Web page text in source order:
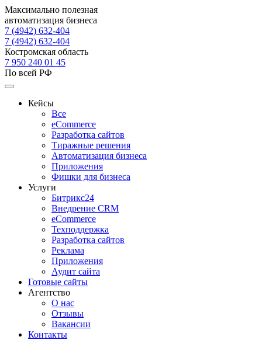
Максимально полезная
автоматизация бизнеса
7 (4942) 632-404
7 (4942) 632-404
Костромская область
7 950 240 01 45
По всей РФ
Кейсы
Все
eCommerce
Разработка сайтов
Тиражные решения
Автоматизация бизнеса
Приложения
Фишки для бизнеса
Услуги
Битрикс24
Внедрение CRM
eCommerce
Техподдержка
Разработка сайтов
Реклама
Приложения
Аудит сайта
Готовые сайты
Агентство
О нас
Отзывы
Вакансии
Контакты